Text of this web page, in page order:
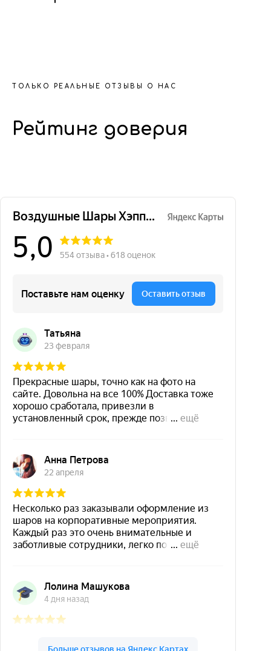
ТОЛЬКО РЕАЛЬНЫЕ ОТЗЫВЫ О НАС
Рейтинг доверия